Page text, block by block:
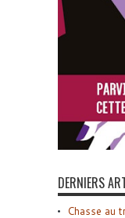
DERNIERS
Chasse au